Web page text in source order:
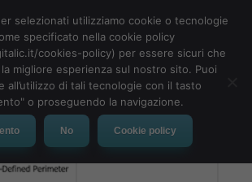
MENU
selezionati utilizziamo cookie o tecnologie
specificato nella cookie policy
cookies-policy) per essere sicuri che
migliore esperienza sul nostro sito. Puoi
all’utilizzo di tali tecnologie con il tasto
o proseguendo la navigazione.
No Cookie policy